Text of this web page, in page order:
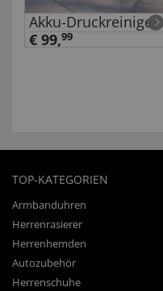
Akku-Druckreiniger
€ 99,99
TOP-KATEGORIEN
Armbanduhren
Herrenrasierer
Herrenhemden
Autozubehör
Herrenschuhe